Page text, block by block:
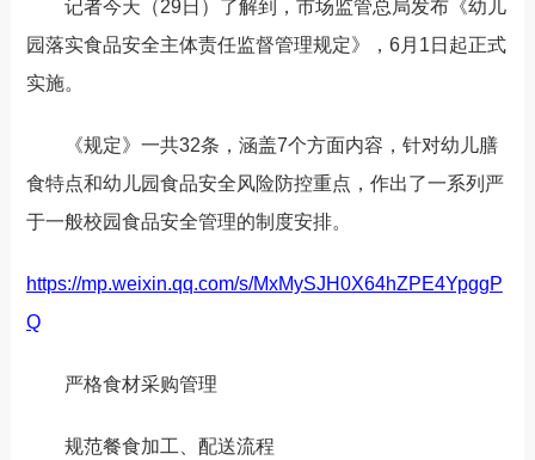
记者今天（29日）了解到，市场监管总局发布《幼儿
园落实食品安全主体责任监督管理规定》， 6月1日起正式
实施。
《规定》一共32条，涵盖7个方面内容，针对幼儿膳
食特点和幼儿园食品安全风险防控重点，作出了一系列严
于一般校园食品安全管理的制度安排。
https://mp.weixin.qq.com/s/MxMySJH0X64hZPE4YpggP
Q
严格食材采购管理
规范餐食加工、配送流程